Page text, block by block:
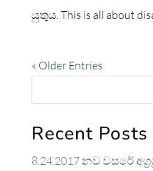
යුතුය. This is all about
« Older Entries
Recent Posts
8.24.2017 නව වසරේ